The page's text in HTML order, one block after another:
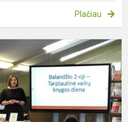
Plačiau